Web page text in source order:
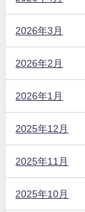
2026年3月
2026年2月
2026年1月
2025年12月
2025年11月
2025年10月